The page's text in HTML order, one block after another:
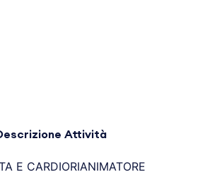
Attività
E CARDIORIANIMATORE